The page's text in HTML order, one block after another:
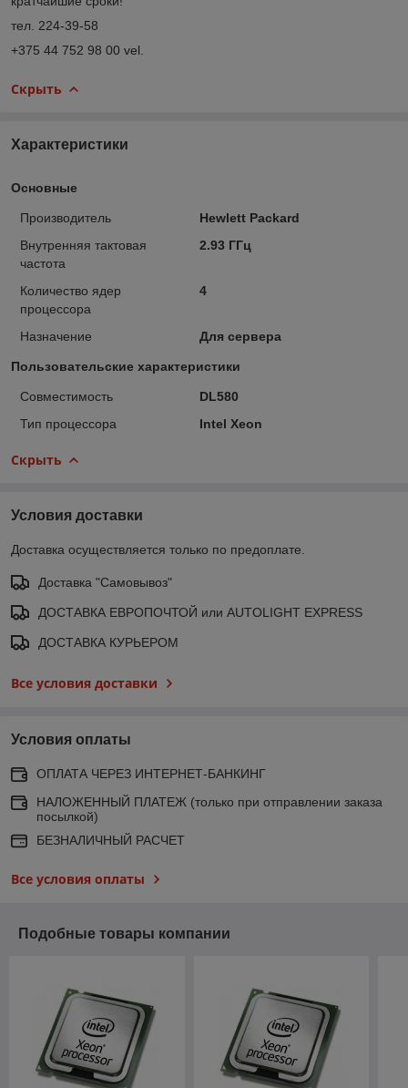
тел. 224-39-58
+375 44 752 98 00 vel.
Скрыть
Характеристики
Основные
Производитель
Hewlett Packard
Внутренняя тактовая
частота
2.93 ГГц
Количество ядер
процессора
4
Назначение Для сервера
Пользовательские характеристики
Совместимость
DL580
Тип процессора
Intel Xeon
Скрыть
Условия доставки
Доставка осуществляется только по предоплате.
Доставка "Самовывоз"
ДОСТАВКА ЕВРОПОЧТОЙ или AUTOLIGHT EXPRESS
ДОСТАВКА КУРЬЕРОМ
Все условия доставки
Условия оплаты
ОПЛАТА ЧЕРЕЗ ИНТЕРНЕТ-БАНКИНГ
НАЛОЖЕННЫЙ ПЛАТЕЖ (только при отправлении заказа
посылкой)
БЕЗНАЛИЧНЫЙ РАСЧЕТ
Все условия оплаты
Подобные товары компании